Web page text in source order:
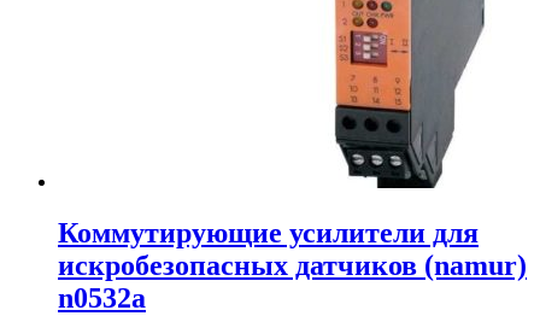
Коммутирующие усилители для
искробезопасных датчиков (namur)
n0532a